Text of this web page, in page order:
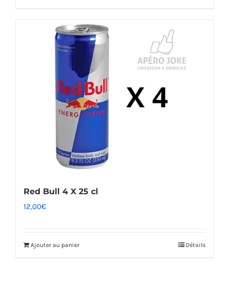
Red Bull 4 X 25 cl
12,00€
Ajouter au panier Détails